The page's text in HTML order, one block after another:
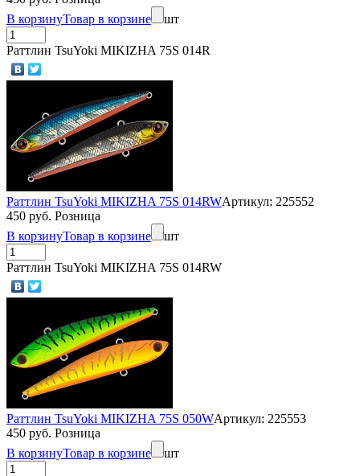
В корзинуТовар в корзине шт
Раттлин TsuYoki MIKIZHA 75S 014R
Раттлин TsuYoki MIKIZHA 75S 014RWАртикул: 225552
450 руб. Розница
В корзинуТовар в корзине шт
Раттлин TsuYoki MIKIZHA 75S 014RW
Раттлин TsuYoki MIKIZHA 75S 050WАртикул: 225553
450 руб. Розница
В корзинуТовар в корзине шт